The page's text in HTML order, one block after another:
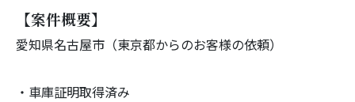
【案件概要】
愛知県名古屋市（東京都からのお客様の依頼）
・車庫証明取得済み